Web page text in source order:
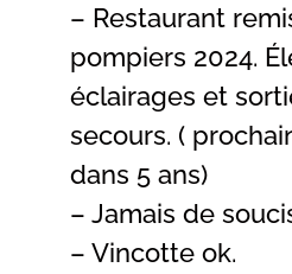
– Restaurant
pompiers 2024.
éclairages et
secours. (
dans 5 ans)
– Jamais de
– Vincotte ok.